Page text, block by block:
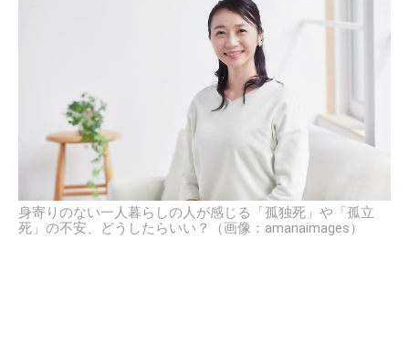
身寄りのない一人暮らしの人が感じる「孤独死」や「孤立
死」の不安、どうしたらいい？（画像：amanaimages）